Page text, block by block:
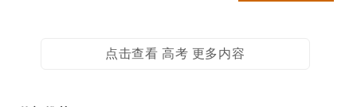
点击查看 高考 更多内容